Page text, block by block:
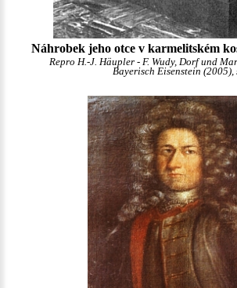
Náhrobek jeho otce v karmelitském
Repro H.-J. Häupler - F. Wudy, Dorf und
Bayerisch Eisenstein (2005),